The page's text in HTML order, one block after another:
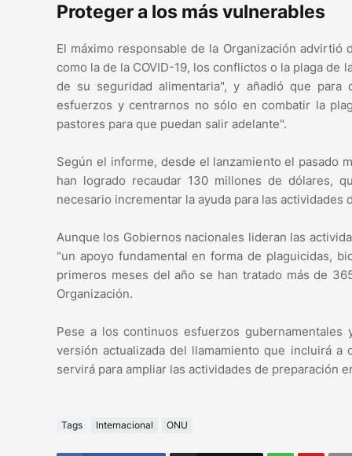
Proteger a los más vulnerables
El máximo responsable de la Organización
como la de la COVID-19, los conflictos o la plaga
de su seguridad alimentaria", y añadió que
esfuerzos y centrarnos no sólo en combatir la
pastores para que puedan salir adelante".
Según el informe, desde el lanzamiento el pasado
han logrado recaudar 130 millones de dólares,
necesario incrementar la ayuda para las actividades
Aunque los Gobiernos nacionales lideran las
"un apoyo fundamental en forma de plaguicidas,
primeros meses del año se han tratado más de
Organización.
Pese a los continuos esfuerzos
versión actualizada del llamamiento que incluirá
servirá para ampliar las actividades de preparación
Tags Internacional ONU